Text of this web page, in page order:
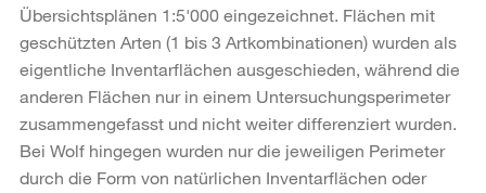
Übersichtsplänen 1:5'000 eingezeichnet. Flächen mit
geschützten Arten (1 bis 3 Artkombinationen) wurden als
eigentliche Inventarflächen ausgeschieden, während die
anderen Flächen nur in einem Untersuchungsperimeter
zusammengefasst und nicht weiter differenziert wurden.
Bei Wolf hingegen wurden nur die jeweiligen Perimeter
durch die Form von natürlichen Inventarflächen oder